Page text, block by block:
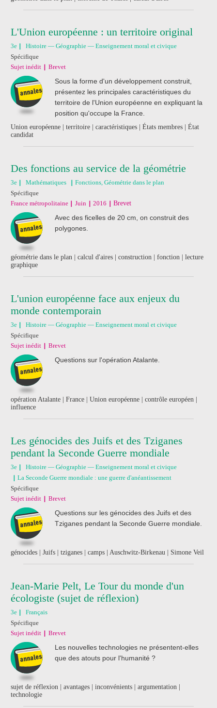
L'Union européenne : un territoire original
3e
Histoire — Géographie — Enseignement moral et civique
Spécifique
Sujet inédit
Brevet
Sous la forme d'un développement construit,
présentez les principales caractéristiques du
territoire de l'Union européenne en expliquant la
position qu'occupe la France.
Union européenne | territoire | caractéristiques | États membres | État
candidat
Des fonctions au service de la géométrie
3e Mathématiques
Fonctions, Géométrie dans le plan
Spécifique
France métropolitaine
Juin 2016 Brevet
Avec des ficelles de 20 cm, on construit des
polygones.
géométrie dans le plan | calcul d'aires | construction | fonction | lecture
graphique
L'union européenne face aux enjeux du
monde contemporain
3e
Histoire — Géographie — Enseignement moral et civique
Spécifique
Sujet inédit
Brevet
Questions sur l'opération Atalante.
opération Atalante | France | Union européenne | contrôle européen |
influence
Les génocides des Juifs et des Tziganes
pendant la Seconde Guerre mondiale
3e
Histoire — Géographie — Enseignement moral et civique
La Seconde Guerre mondiale : une guerre d'anéantissement
Spécifique
Sujet inédit
Brevet
Questions sur les génocides des Juifs et des
Tziganes pendant la Seconde Guerre mondiale.
génocides | Juifs | tziganes | camps | Auschwitz-Birkenau | Simone Veil
Jean-Marie Pelt, Le Tour du monde d'un
écologiste (sujet de réflexion)
3e
Français
Spécifique
Sujet inédit
Brevet
Les nouvelles technologies ne présentent-elles
que des atouts pour l'humanité ?
sujet de réflexion | avantages | inconvénients | argumentation |
technologie